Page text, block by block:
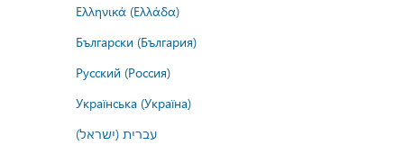
Ελληνικά (Ελλάδα)
Български (България)
Русский (Россия)
Українська (Україна)
עברית (ישראל)